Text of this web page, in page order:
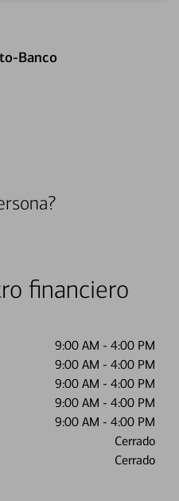
Banco
financiero
9:00 AM - 4:00 PM
9:00 AM - 4:00 PM
9:00 AM - 4:00 PM
9:00 AM - 4:00 PM
9:00 AM - 4:00 PM
Cerrado
Cerrado